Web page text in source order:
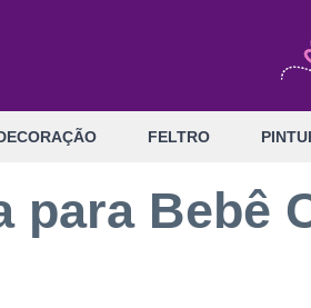
FELTRO
para Bebê